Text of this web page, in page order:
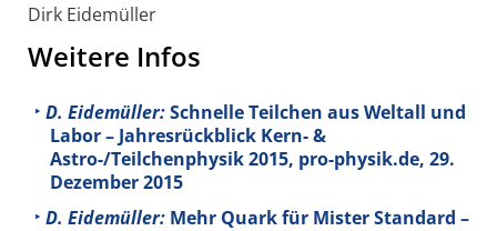
Dirk Eidemüller
Weitere Infos
D. Eidemüller:Schnelle Teilchen aus Weltall und
Labor – Jahresrückblick Kern- &
Astro-/Teilchenphysik 2015, pro-physik.de, 29.
Dezember 2015
D. Eidemüller: Mehr Quark für Mister Standard –